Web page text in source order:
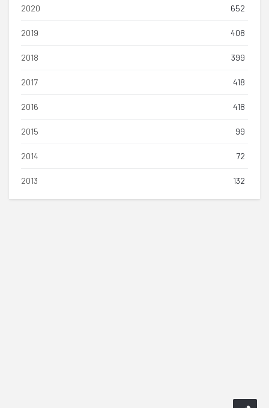
2020 652
2019 408
2018 399
2017 418
2016 418
2015 99
2014 72
2013 132